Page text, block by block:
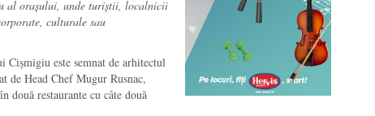
al orașului, unde turiștii, localnicii
culturale sau
este semnat de arhitectul
de Head Chef Mugur Rusnac,
restaurante cu câte două